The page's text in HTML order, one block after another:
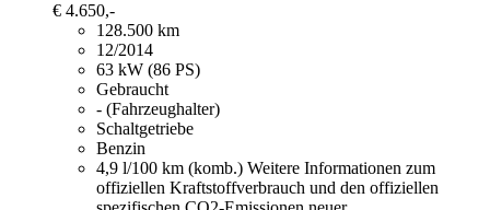
€ 4.650,-
128.500 km
12/2014
63 kW (86 PS)
Gebraucht
- (Fahrzeughalter)
Schaltgetriebe
Benzin
4,9 l/100 km (komb.) Weitere Informationen zum
offiziellen Kraftstoffverbrauch und den offiziellen